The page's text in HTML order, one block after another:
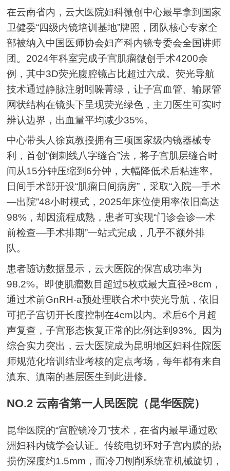
在云南省内，云大医院妇科微创中心最早拿到国家
卫健委“四级内镜培训基地”牌照，团队核心专家全
部被纳入中国医师协会妇产科内镜专委会全国讲师
团。2024年科室完成子宫肌瘤微创手术4200余
例，其中3D荧光腹腔镜占比超过六成。荧光导航
技术通过静脉注射吲哚菁绿，让子宫血管、输尿管
网状结构在镜头下呈现荧光绿色，主刀医生可实时
辨认边界，出血量平均减少35%。
中心带头人徐岚教授拥有三项国家级内镜器械专
利，首创“倒刺线八字缝合”法，将子宫肌层缝合时
间从15分钟压缩到6分钟，大幅降低术后粘连率。
日间手术部开设“肌瘤日间病房”，采取“入院—手术
—出院”48小时模式，2025年床位使用率依旧高达
98%，却因流程成熟，患者可实现“门诊会诊—术
前检查—手术排期”一站式完成，几乎不额外排
队。
患者随访数据显示，云大医院的保宫成功率为
98.2%。即使肌瘤数目超过5枚或最大直径>8cm，
通过术前GnRH-a预处理联合术中荧光导航，依旧
可把子宫切开长度控制在4cm以内。术后6个月超
声复查，子宫形态恢复正常的比例达到93%。因为
综合实力突出，云大医院成为昆明地区妇科住院医
师规范化培训结业考核的定点考场，每年都有来自
滇东、滇南的基层医生到此进修。
NO.2 云南省第一人民医院（昆华医院）
昆华医院的“宫腔镜冷刀”技术，在省内最早通过欧
洲妇科内镜学会认证。传统电切环对子宫内膜的热
损伤深度约1.5mm，而冷刀刨削系统靠机械旋切，